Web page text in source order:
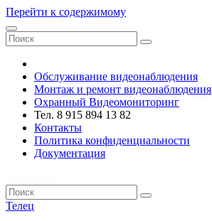
Перейти к содержимому
Обслуживание видеонаблюдения
Монтаж и ремонт видеонаблюдения
Охранный Видеомониторинг
Тел. 8 915 894 13 82
Контакты
Политика конфиденциальности
Документация
Телец